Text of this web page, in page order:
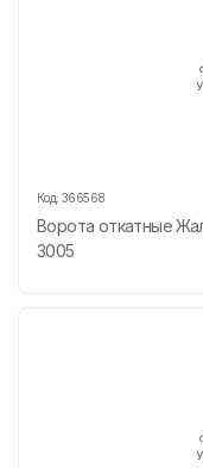
Код: 366568
Ворота откатные
3005